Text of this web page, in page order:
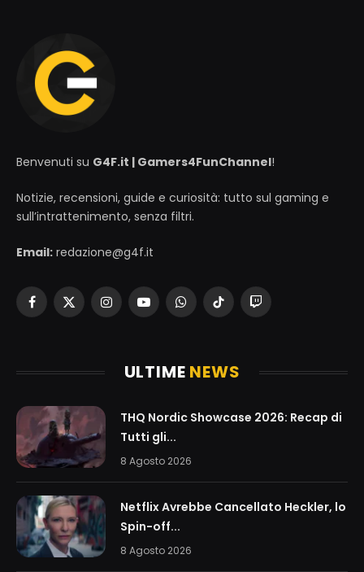
Benvenuti su G4F.it | Gamers4FunChannel!
Notizie, recensioni, guide e curiosità: tutto sul gaming e
sull’intrattenimento, senza filtri.
Email: redazione@g4f.it
Facebook
X
InstagramYouTubeWhatsAppTikTokTwitch
ULTIME NEWS
THQ Nordic Showcase 2026: Recap di
Tutti gli...
8 Agosto 2026
Netflix Avrebbe Cancellato Heckler, lo
Spin-off...
8 Agosto 2026